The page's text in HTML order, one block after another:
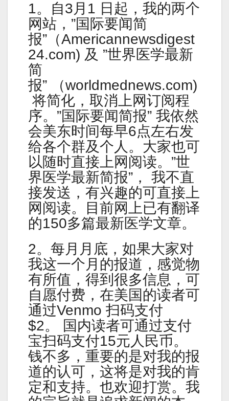
1。自3月1 日起，我的两个
网站，”国际要闻简
报”（Americannewsdigest
24.com) 及 ”世界医学最新
简
报” （worldmednews.com)
将简化，取消上网订阅程
序。”国际要闻简报” 我依然
会美东时间每早6点左右发
给各个群及个人。大家也可
以随时直接上网阅读。”世
界医学最新简报”， 我不直
接发送，有兴趣的可直接上
网阅读。目前网上已有翻译
的150多篇最新医学文章。
2。每月月底，如果大家对
我这一个月的报道，感觉物
有所值，得到很多信息，可
自愿付费，在美国的读者可
通过Venmo 扫码支付
$2。 国内读者可通过支付
宝扫码支付15元人民币。
钱不多，重要的是对我的报
道的认可，这将是对我的肯
定和支持。也欢迎打赏。我